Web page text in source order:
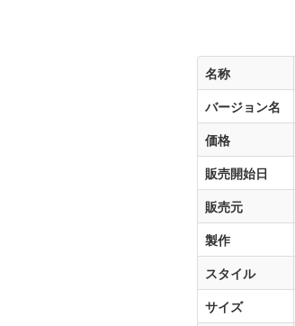
名称
バージョン名
価格
販売開始日
販売元
製作
スタイル
サイズ